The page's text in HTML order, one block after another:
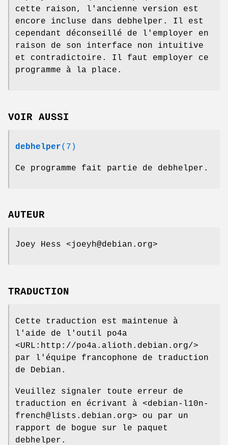
cette raison, l'ancienne version est
encore incluse dans debhelper. Il est
cependant déconseillé de l'employer en
raison de son interface non intuitive
et contradictoire. Il faut employer ce
programme à la place.
VOIR AUSSI
debhelper(7)
Ce programme fait partie de debhelper.
AUTEUR
Joey Hess <joeyh@debian.org>
TRADUCTION
Cette traduction est maintenue à
l'aide de l'outil po4a
<URL:http://po4a.alioth.debian.org/>
par l'équipe francophone de traduction
de Debian.
Veuillez signaler toute erreur de
traduction en écrivant à <debian-l10n-
french@lists.debian.org> ou par un
rapport de bogue sur le paquet
debhelper.